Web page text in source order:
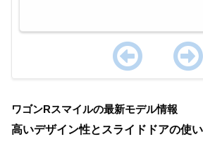
of
1
ワゴンRスマイルの最新モデル情報
高いデザイン性とスライドドアの使